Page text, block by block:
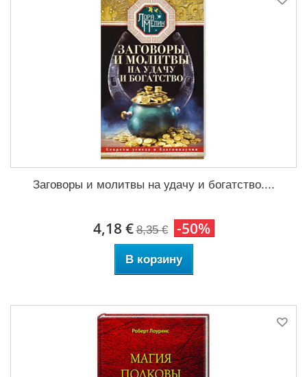
Заговоры и молитвы на удачу и богатство....
4,18 € 8,35 € -50%
В корзину